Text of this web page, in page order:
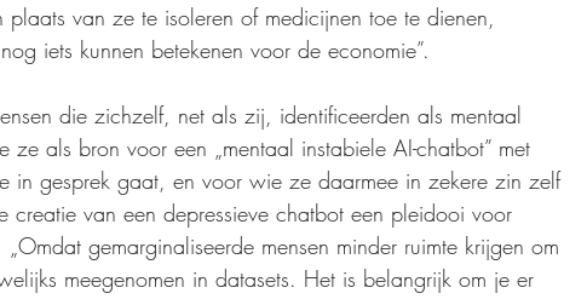
van ze te isoleren of medicijnen toe te dienen,
iets kunnen betekenen voor de economie”.
die zichzelf, net als zij, identificeerden als mentaal
als bron voor een „mentaal instabiele AI-chatbot” met
in gesprek gaat, en voor wie ze daarmee in zekere zin zelf
creatie van een depressieve chatbot een pleidooi voor
gemarginaliseerde mensen minder ruimte krijgen om
meegenomen in datasets. Het is belangrijk om je er